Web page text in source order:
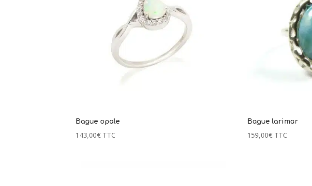
Bague opale
143,00€ TTC
Bague larimar
159,00€ TTC